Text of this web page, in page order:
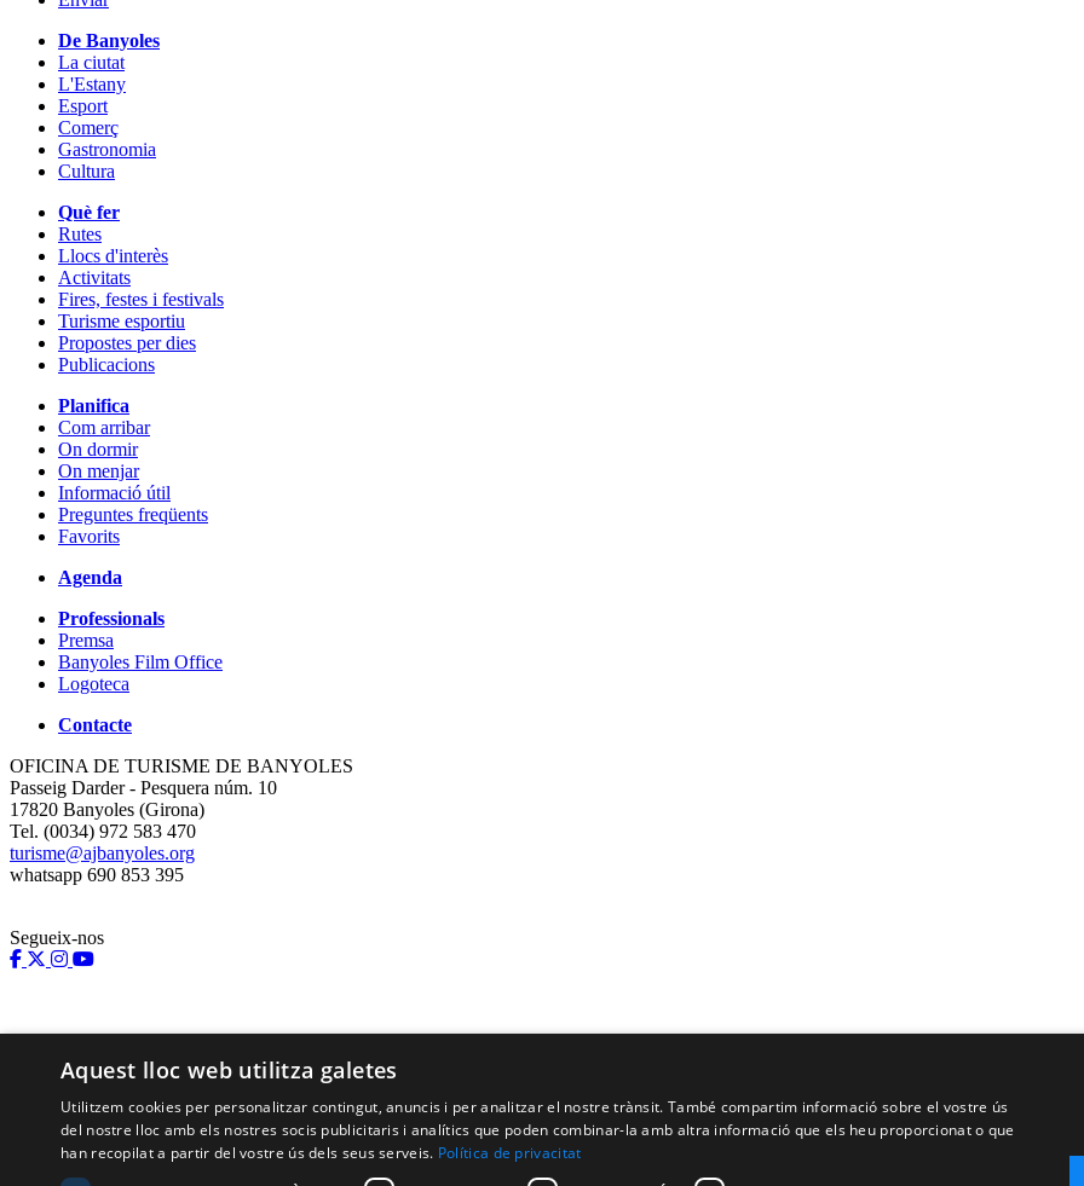
De Banyoles
La ciutat
L'Estany
Esport
Comerç
Gastronomia
Cultura
Què fer
Rutes
Llocs d'interès
Activitats
Fires, festes i festivals
Turisme esportiu
Propostes per dies
Publicacions
Planifica
Com arribar
On dormir
On menjar
Informació útil
Preguntes freqüents
Favorits
Agenda
Professionals
Premsa
Banyoles Film Office
Logoteca
Contacte
OFICINA DE TURISME DE BANYOLES
Passeig Darder - Pesquera núm. 10
17820 Banyoles (Girona)
Tel. (0034) 972 583 470
turisme@ajbanyoles.org
whatsapp 690 853 395
Segueix-nos
Amb el suport de:
Aquest lloc web utilitza galetes
Utilitzem cookies per personalitzar contingut, anuncis i per analitzar el nostre trànsit. També compartim informació sobre el vostre ús
del nostre lloc amb els nostres socis publicitaris i analítics que poden combinar-la amb altra informació que els heu proporcionat o que
han recopilat a partir del vostre ús dels seus serveis. Política de privacitat